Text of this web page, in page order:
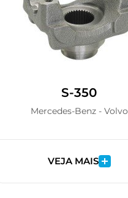
S-350
Mercedes-Benz - Volvo
VEJA MAIS